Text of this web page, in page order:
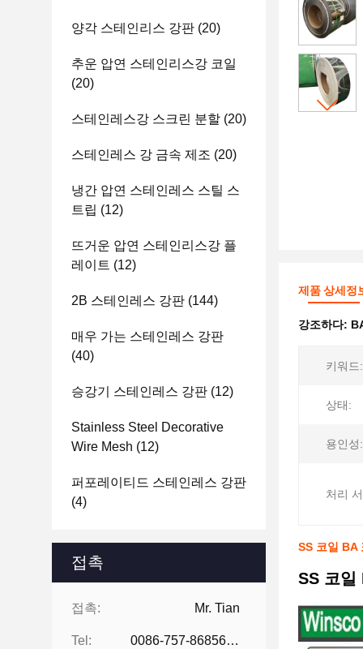
양각 스테인리스 강판 (20)
추운 압연 스테인리스강 코일
(20)
스테인레스강 스크린 분할 (20)
스테인레스 강 금속 제조 (20)
냉간 압연 스테인레스 스틸 스
트립 (12)
뜨거운 압연 스테인리스강 플
레이트 (12)
2B 스테인레스 강판 (144)
매우 가는 스테인레스 강판
(40)
승강기 스테인레스 강판 (12)
Stainless Steel Decorative
Wire Mesh (12)
퍼포레이티드 스테인레스 강판
(4)
접촉
접촉: Mr. Tian
Tel: 0086-757-86856916
제품 상세정
강조하다:
키워드:
상태:
용인성:
처리
SS 코일 BA
SS 코일